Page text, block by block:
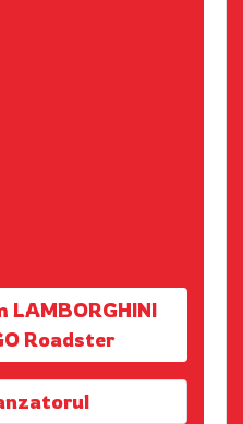
LAMBORGHINI
Roadster